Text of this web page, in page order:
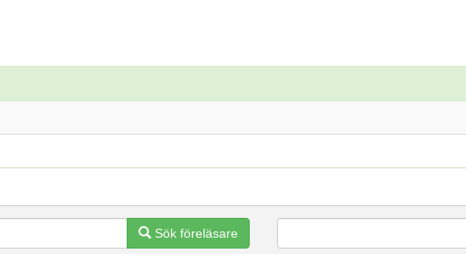
Sök föreläsare